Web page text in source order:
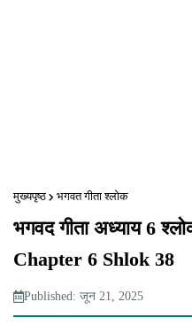
मुख्यपृष्ठ भगवत गीता श्लोक
भगवद गीता अध्याय 6
Chapter 6 Shlok 38
Published: जून 21, 2025